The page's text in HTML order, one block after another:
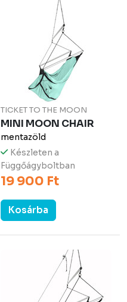
TICKET TO THE MOON
MINI MOON CHAIR
mentazöld
Készleten a
Függőágyboltban
19 900 Ft
Kosárba